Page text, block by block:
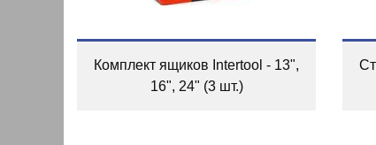
Комплект ящиков Intertool - 13",
16", 24" (3 шт.)